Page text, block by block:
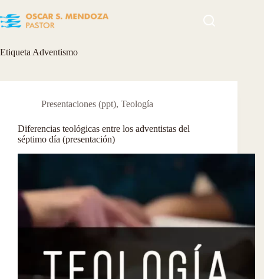
to
content
Etiqueta Adventismo
Presentaciones (ppt), Teología
Diferencias teológicas entre los adventistas del
séptimo día (presentación)